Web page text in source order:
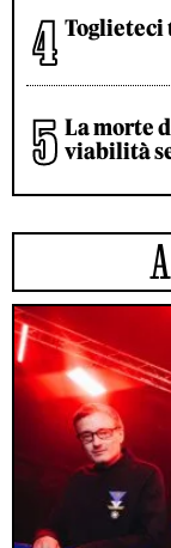
Toglieteci
La morte
viabilità